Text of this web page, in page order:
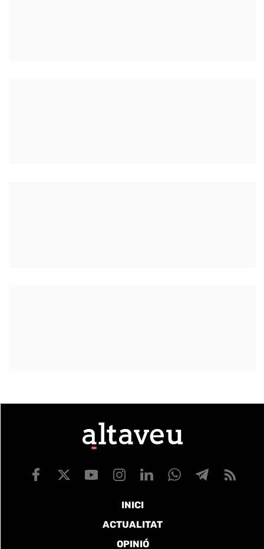
INICI
ACTUALITAT
OPINIÓ